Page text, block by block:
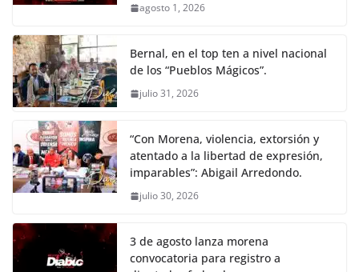
agosto 1, 2026
Bernal, en el top ten a nivel nacional
de los “Pueblos Mágicos”.
julio 31, 2026
“Con Morena, violencia, extorsión y
atentado a la libertad de expresión,
imparables”: Abigail Arredondo.
julio 30, 2026
3 de agosto lanza morena
convocatoria para registro a